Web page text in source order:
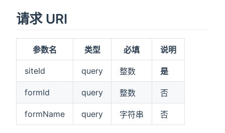
请求 URI
参数名 类型 必填 说明
siteId query 整数 是
formId query 整数 否
formName query 字符串 否